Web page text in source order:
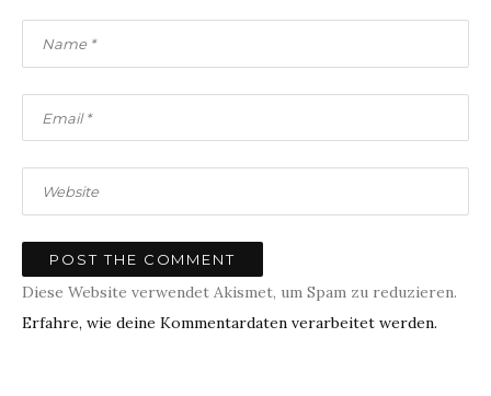
Diese Website verwendet Akismet, um Spam zu reduzieren.
Erfahre, wie deine Kommentardaten verarbeitet werden.